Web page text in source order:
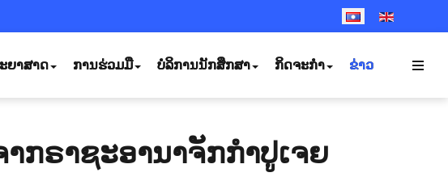
SELECT YOUR
ຍາສາດ ການຮ່ວມມື ບໍລິການນັກສຶກສາ ກິດຈະກຳ ຂ່າວ
ກຣາຊະອານາຈັກກຳປູເຈຍ